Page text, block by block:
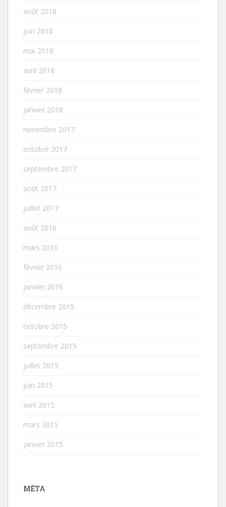
août 2018
juin 2018
mai 2018
avril 2018
février 2018
janvier 2018
novembre 2017
octobre 2017
septembre 2017
août 2017
juillet 2017
août 2016
mars 2016
février 2016
janvier 2016
décembre 2015
octobre 2015
septembre 2015
juillet 2015
juin 2015
avril 2015
mars 2015
janvier 2015
MÉTA